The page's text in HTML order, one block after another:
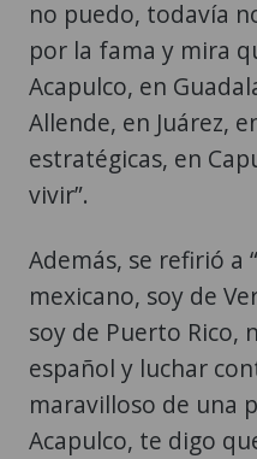
no puedo, todavía
por la fama y mira
Acapulco, en
Allende, en Juárez,
estratégicas, en
vivir”.
Además, se refirió a
mexicano, soy de
soy de Puerto Rico,
español y luchar
maravilloso de una
Acapulco, te digo